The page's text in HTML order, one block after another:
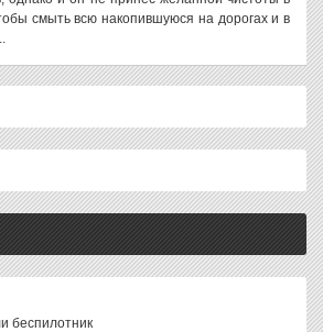
смыть всю накопившуюся на дорогах и в
беспилотник